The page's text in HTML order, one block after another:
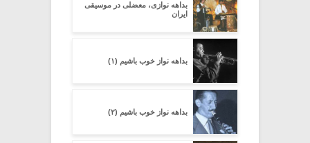
بداهه نوازی، معضلی در موسیقی
ایران
بداهه نواز خوب باشیم (۱)
بداهه نواز خوب باشیم (۲)